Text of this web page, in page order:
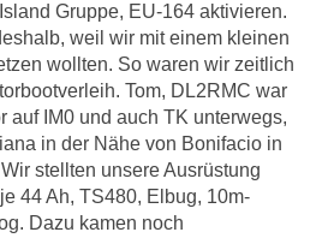
Gruppe, EU-164 aktivieren.
weil wir mit einem kleinen
wollten. So waren wir zeitlich
Tom, DL2RMC war
auf IM0 und auch TK unterwegs,
in der Nähe von Bonifacio in
stellten unsere Ausrüstung
44 Ah, TS480, Elbug, 10m-
Dazu kamen noch